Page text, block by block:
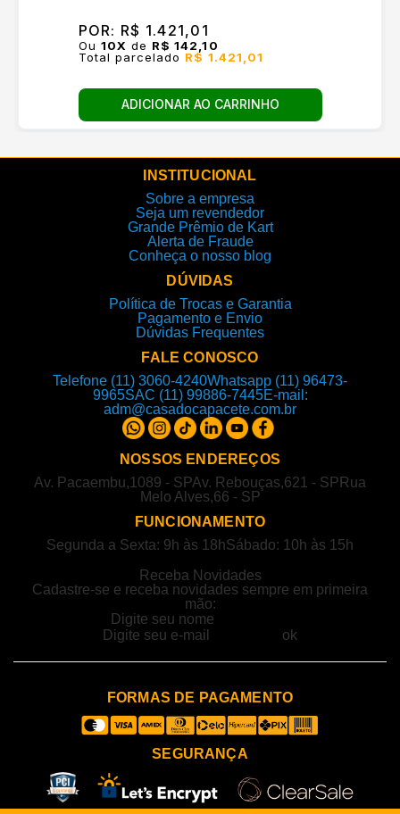
POR: R$ 1.421,01
Ou 10X de R$ 142,10
Total parcelado R$ 1.421,01
ADICIONAR AO CARRINHO
INSTITUCIONAL
Sobre a empresa
Seja um revendedor
Grande Prêmio de Kart
Alerta de Fraude
Conheça o nosso blog
DÚVIDAS
Política de Trocas e Garantia
Pagamento e Envio
Dúvidas Frequentes
FALE CONOSCO
Telefone (11) 3060-4240Whatsapp (11) 96473-
9965SAC (11) 99886-7445E-mail:
adm@casadocapacete.com.br
NOSSOS ENDEREÇOS
Av. Pacaembu,1089 - SPAv. Rebouças,621 - SP Rua
Melo Alves,66 - SP
FUNCIONAMENTO
Segunda a Sexta: 9h às 18hSábado: 10h às 15h
Receba Novidades
Cadastre-se e receba novidades sempre em primeira
mão:
FORMAS DE PAGAMENTO
SEGURANÇA